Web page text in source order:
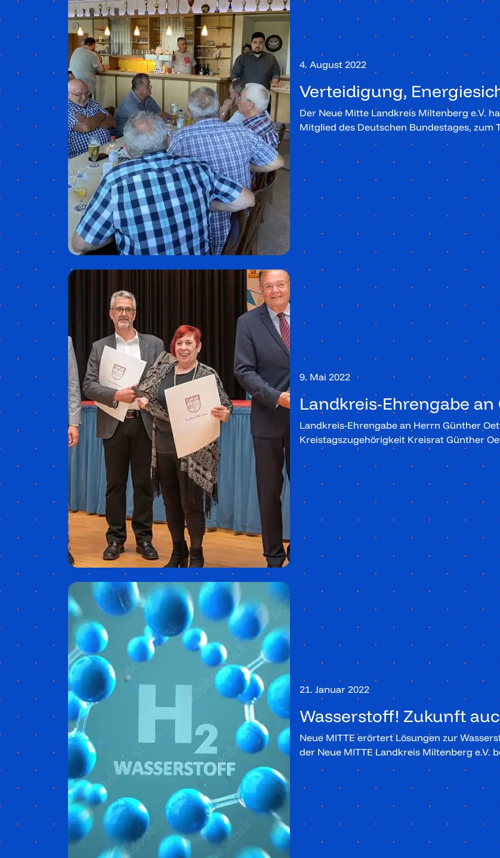
4. August 2022
Verteidigung,
Der Neue Mitte Landkreis Miltenberg e.V.
Mitglied des Deutschen Bundestages, zum
9. Mai 2022
Landkreis-Ehrengabe
Landkreis-Ehrengabe an Herrn Günther
Kreistagszugehörigkeit Kreisrat Günther
21. Januar 2022
Wasserstoff! Zukunft
Neue MITTE erörtert Lösungen zur
der Neue MITTE Landkreis Miltenberg e.V.